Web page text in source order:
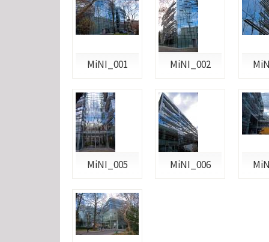
MiNI_001 MiNI_002
MiNI_005 MiNI_006